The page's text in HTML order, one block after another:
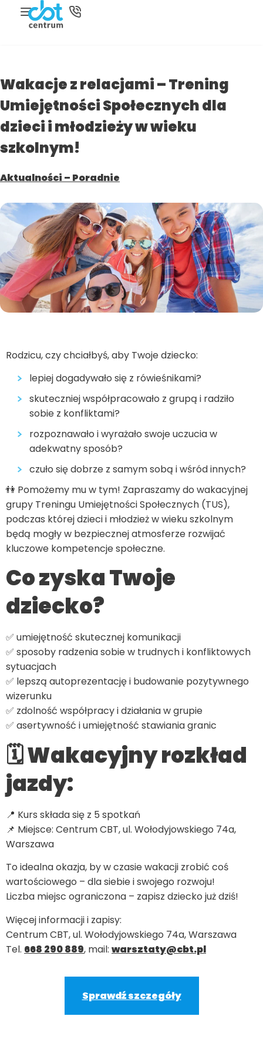
Wakacje z relacjami – Trening
Umiejętności Społecznych dla
dzieci i młodzieży w wieku
szkolnym!
Aktualności – Poradnie
Rodzicu, czy chciałbyś, aby Twoje dziecko:
lepiej dogadywało się z rówieśnikami?
skuteczniej współpracowało z grupą i radziło
sobie z konfliktami?
rozpoznawało i wyrażało swoje uczucia w
adekwatny sposób?
czuło się dobrze z samym sobą i wśród innych?
👫 Pomożemy mu w tym! Zapraszamy do wakacyjnej
grupy Treningu Umiejętności Społecznych (TUS),
podczas której dzieci i młodzież w wieku szkolnym
będą mogły w bezpiecznej atmosferze rozwijać
kluczowe kompetencje społeczne.
Co zyska Twoje
dziecko?
✅ umiejętność skutecznej komunikacji
✅ sposoby radzenia sobie w trudnych i konfliktowych
sytuacjach
✅ lepszą autoprezentację i budowanie pozytywnego
wizerunku
✅ zdolność współpracy i działania w grupie
✅ asertywność i umiejętność stawiania granic
🗓 Wakacyjny rozkład
jazdy:
📍 Kurs składa się z 5 spotkań
📌 Miejsce: Centrum CBT, ul. Wołodyjowskiego 74a,
Warszawa
To idealna okazja, by w czasie wakacji zrobić coś
wartościowego – dla siebie i swojego rozwoju!
Liczba miejsc ograniczona – zapisz dziecko już dziś!
Więcej informacji i zapisy:
Centrum CBT, ul. Wołodyjowskiego 74a, Warszawa
Tel. 668 290 889, mail: warsztaty@cbt.pl
Sprawdź szczegóły